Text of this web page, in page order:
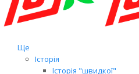
Ще
Історія
Історія "швидкої"